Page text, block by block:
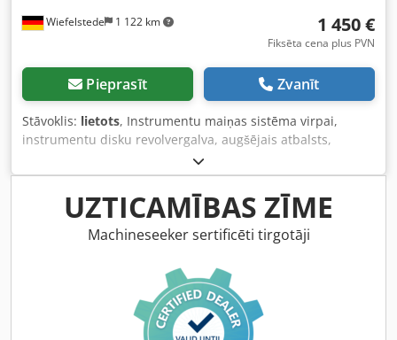
Wiefelstede 1 122 km 1 450 €
Fiksēta cena plus PVN
Pieprasīt Zvanīt
Stāvoklis: lietots, Instrumentu maiņas sistēma virpai,
instrumentu disku revolvergalva, augšējais atbalsts,
augšējā sliede, bezdelīgas astes vadotne - piemērots līdz 6
instrumentiem - Maiņas sistēma no Gildemeister CNC
virpas, modelis: NEF 560 Dcedpfx Afodkx Tbs Aok - Centra
augstums: 105 mm - Virpošanas naža turētāja izmērs: 25 x
25 x 100 mm - Pieejams daudzums: 2 gabali - Cena
UZTICAMĪBAS ZĪME
Machineseeker sertificēti tirgotāji